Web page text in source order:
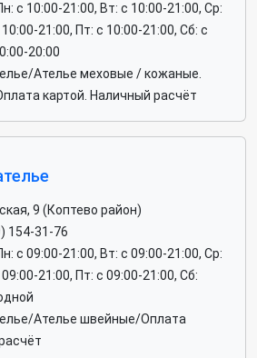
c 10:00-21:00, Вт: c 10:00-21:00, Ср:
21:00, Пт: c 10:00-21:00, Сб: c
20:00
Ателье меховые / кожаные.
картой. Наличный расчёт
9 (Коптево район)
154-31-76
c 09:00-21:00, Вт: c 09:00-21:00, Ср:
21:00, Пт: c 09:00-21:00, Сб:
Ателье швейные/Оплата